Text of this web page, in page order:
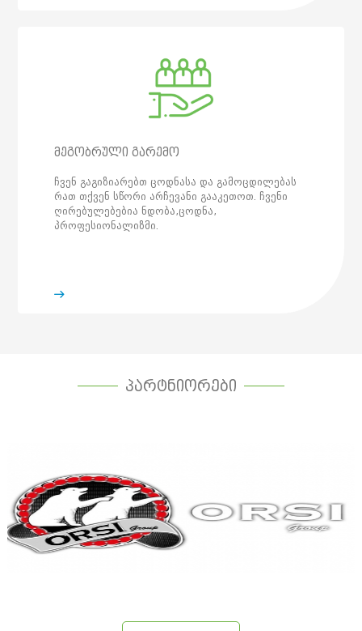
მეგობრული გარემო
ჩვენ გაგიზიარებთ ცოდნასა და გამოცდილებას
რათ თქვენ სწორი არჩევანი გააკეთოთ. ჩვენი
ღირებულებებია ნდობა,ცოდნა,
პროფესიონალიზმი.
პარტნიორები